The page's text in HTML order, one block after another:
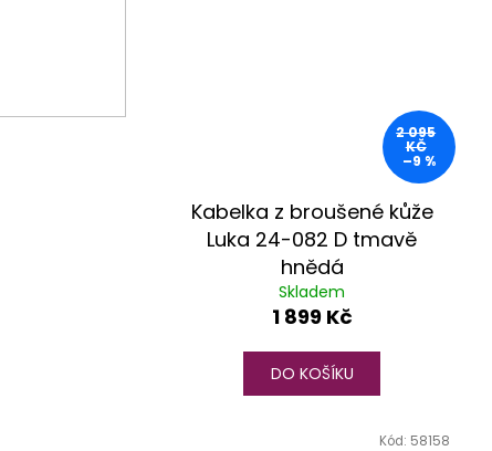
2 095
KČ
–9 %
Kabelka z broušené kůže
Luka 24-082 D tmavě
hnědá
Skladem
1 899 Kč
DO KOŠÍKU
Kód: 58158